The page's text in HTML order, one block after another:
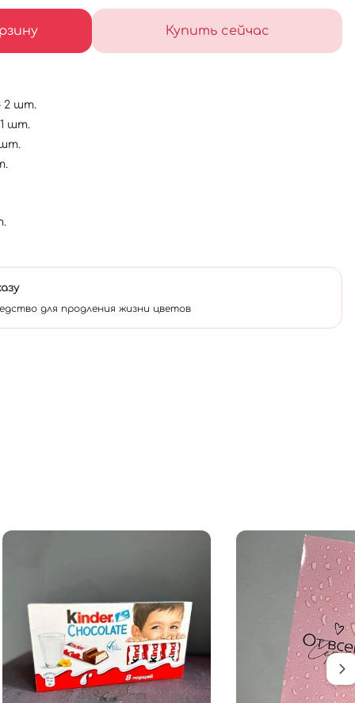
Купить сейчас
2 шт.
шт.
шт.
для продления жизни цветов